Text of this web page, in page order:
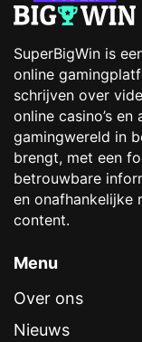
SuperBigWin is
online
schrijven over
online casino’s en
gamingwereld in
brengt, met een
betrouwbare
en onafhankelijke
content.
Menu
Over ons
Nieuws